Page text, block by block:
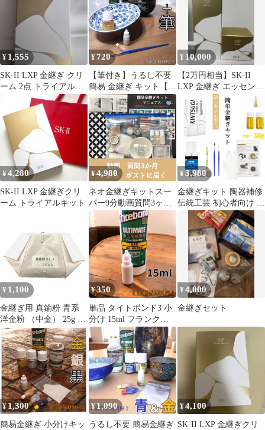
パウダー タイトボンド
3 金継ぎもどき Kintsugi
Repair Kit 金継ぎ 銀継
¥ 1,555
SK-II LXP 金継ぎ クリ
ーム 2点 トライアルキ
¥720
【筆付き】うるし不要
簡易 金継ぎ キット【小
分け】ボンド＆塗料 2
点セット 補修用
¥ 10,000
【2万円相当】SK-II
LXP 金継ぎ エッセンス
&クリーム
¥4,280
SK-II LXP 金継ぎクリ
ーム トライアルキット
¥4,980
ネオ金継ぎキットスー
パー9分動画質問3ヶ月
付き 手ぶらokネオ金
継ぎ
¥ 3,980
金継ぎキット 陶器補修
伝統工芸 初心者向け 簡
単 初めて スターターキ
ット 金粉 お皿 補修 食
器 直す 割れ 工芸 漆 修
理 欠け 修繕 陶磁器 陶
器の金継ぎ 修復 初心者
分かりやすい 中級者向
け 日本語説明書
¥ 1,100
金継ぎ用 真鍮粉 青系
洋金粉 （中金） 25g 金
継ぎ 金継ぎ材料 金継ぎ
キット 金継ぎセット 器
補修 洋粉
¥350
単品 タイトボンド3 小
分け 15ml フランクリ
ン 木工用ボンド 簡易金
継ぎ キット 陶器の接合
小さな欠け埋め 接着剤
補修材 食器の修理 日用
大工 日曜大工 ギター補
修
¥4,000
金継ぎセット
¥ 1,300
簡易金継ぎ 小分けキッ
¥1,090
うるし不要 簡易金継ぎ
¥4,100
SK-II LXP 金継ぎクリ